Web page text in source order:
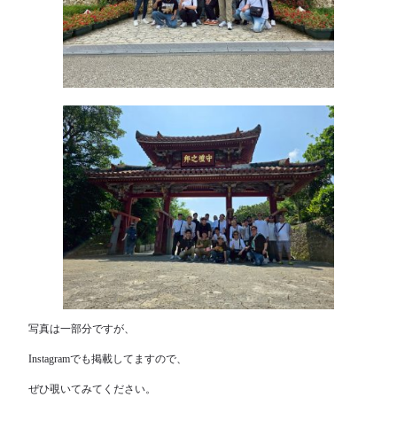
写真は一部分ですが、
Instagramでも掲載してますので、
ぜひ覗いてみてください。